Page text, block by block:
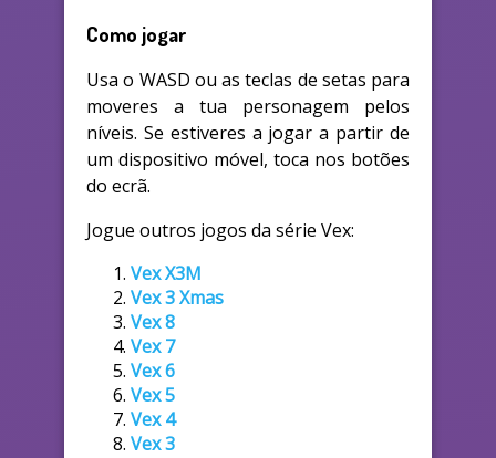
Como jogar
Usa o WASD ou as teclas de setas para
moveres a tua personagem pelos
níveis. Se estiveres a jogar a partir de
um dispositivo móvel, toca nos botões
do ecrã.
Jogue outros jogos da série Vex:
Vex X3M
Vex 3 Xmas
Vex 8
Vex 7
Vex 6
Vex 5
Vex 4
Vex 3